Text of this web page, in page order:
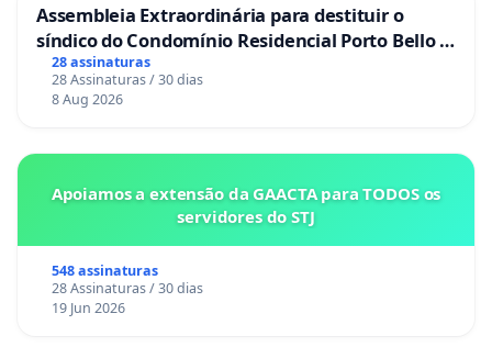
Assembleia Extraordinária para destituir o
síndico do Condomínio Residencial Porto Bello -
La Casa
28 assinaturas
28 Assinaturas / 30 dias
8 Aug 2026
Apoiamos a extensão da GAACTA para TODOS os
servidores do STJ
548 assinaturas
28 Assinaturas / 30 dias
19 Jun 2026